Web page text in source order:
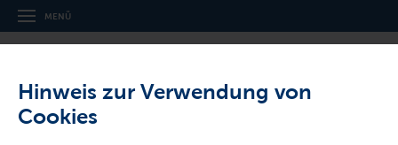
Hinweis zur Verwendung von
Cookies
Navigation
und
Hauptnavigation
MENÜ